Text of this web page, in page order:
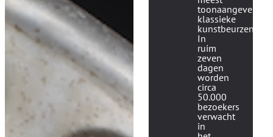
toonaangevende
klassieke
kunstbeurzen.
In
ruim
zeven
dagen
worden
circa
50.000
bezoekers
verwacht
in